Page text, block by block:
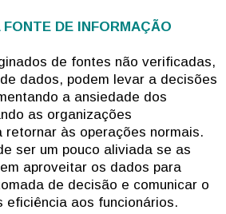
DE INFORMAÇÃO
de fontes não verificadas,
dados, podem levar a decisões
a ansiedade dos
as organizações
retornar às operações normais.
ser um pouco aliviada se as
aproveitar os dados para
de decisão e comunicar o
eficiência aos funcionários.